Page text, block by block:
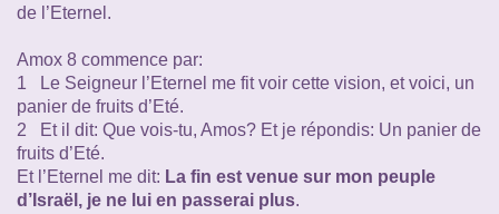
de l’Eternel.
Amox 8 commence par:
1 Le Seigneur l’Eternel me fit voir cette vision, et voici, un
panier de fruits d’Eté.
2 Et il dit: Que vois-tu, Amos? Et je répondis: Un panier de
fruits d’Eté.
Et l’Eternel me dit: La fin est venue sur mon peuple
d’Israël, je ne lui en passerai plus.